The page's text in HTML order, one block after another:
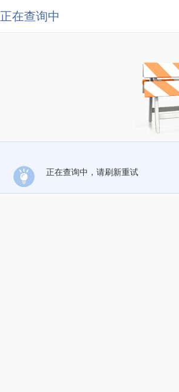
正在查询中
正在查询中，请刷新重试